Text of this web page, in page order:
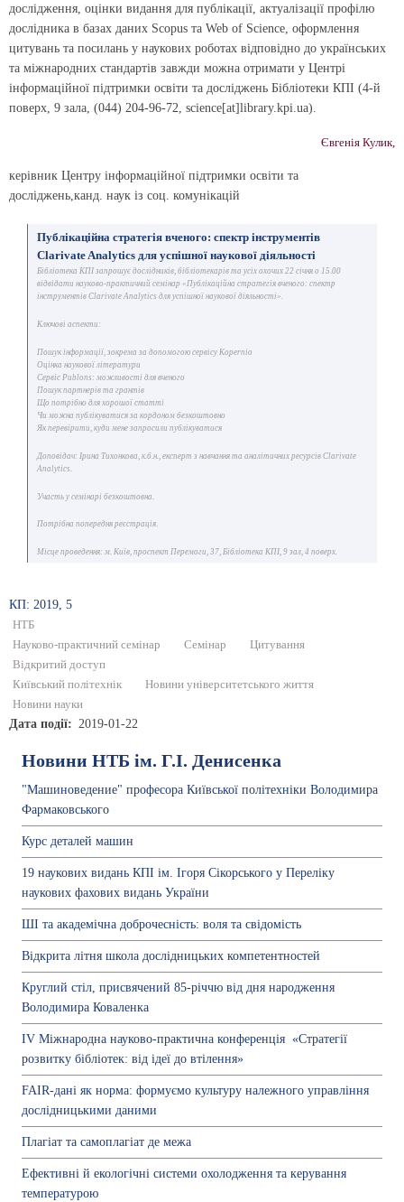
дослідження, оцінки видання для публікації, актуалізації профілю
дослідника в базах даних Scopus та Web of Science, оформлення
цитувань та посилань у наукових роботах відповідно до українських
та міжнародних стандартів завжди можна отримати у Центрі
інформаційної підтримки освіти та досліджень Бібліотеки КПІ (4-й
поверх, 9 зала, (044) 204-96-72, science[at]library.kpi.ua)
Євгенія Кулик,
керівник Центру інформаційної підтримки освіти та
досліджень,канд. наук із соц. комунікацій
Публікаційна стратегія вченого: спектр інструментів
Clarivate Analytics для успішної наукової діяльності
Бібліотека КПІ запрошує дослідників, бібліотекарів та усіх охочих 22 січня о 15.00
відвідати науково-практичний семінар «Публікаційна стратегія вченого: спектр
інструментів Clarivate Analytics для успішної наукової діяльності».
Ключові аспекти:
Пошук інформації, зокрема за допомогою сервісу Kopernio
Оцінка наукової літератури
Сервіс Publons: можливості для вченого
Пошук партнерів та грантів
Що потрібно для хорошої статті
Чи можна публікуватися за кордоном безкоштовно
Як перевірити, куди мене запросили публікуватися
Доповідач: Ірина Тихонкова, к.б.н., експерт з навчання та аналітичних ресурсів Clarivate
Analytics.
Участь у семінарі безкоштовна.
Потрібна попередня реєстрація.
Місце проведення: м. Київ, проспект Перемоги, 37, Бібліотека КПІ, 9 зал, 4 поверх.
КП: 2019, 5
НТБ
Науково-практичний семінар
Семінар
Цитування
Відкритий доступ
Київський політехнік
Новини університетського життя
Новини науки
Дата події 2019-01-22
Новини НТБ ім. Г.І. Денисенка
"Машиноведение" професора Київської політехніки Володимира
Фармаковського
Курс деталей машин
19 наукових видань КПІ ім. Ігоря Сікорського у Переліку
наукових фахових видань України
ШІ та академічна доброчесність: воля та свідомість
Відкрита літня школа дослідницьких компетентностей
Круглий стіл, присвячений 85-річчю від дня народження
Володимира Коваленка
ІV Міжнародна науково-практична конференція «Стратегії
розвитку бібліотек: від ідеї до втілення»
FAIR-дані як норма: формуємо культуру належного управління
дослідницькими даними
Плагіат та самоплагіат де межа
Ефективні й екологічні системи охолодження та керування
температурою